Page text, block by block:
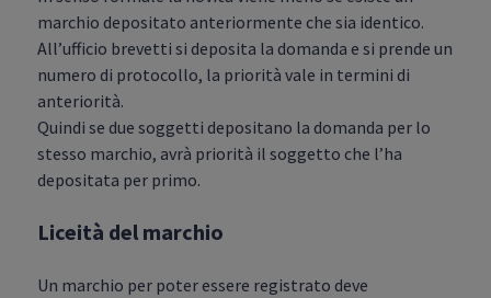
marchio depositato anteriormente che sia identico.
All’ufficio brevetti si deposita la domanda e si prende un
numero di protocollo, la priorità vale in termini di
anteriorità.
Quindi se due soggetti depositano la domanda per lo
stesso marchio, avrà priorità il soggetto che l’ha
depositata per primo.
Liceità del marchio
Un marchio per poter essere registrato deve